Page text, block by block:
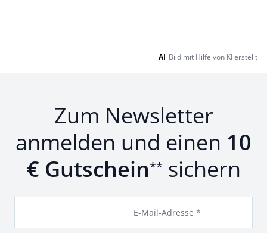
AI Bild mit Hilfe von KI erstellt
Zum Newsletter
anmelden und einen 10
€ Gutschein** sichern
E-Mail-Adresse *